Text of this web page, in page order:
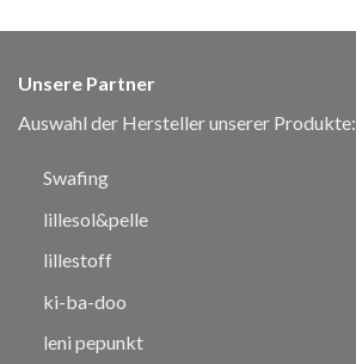
Unsere Partner
Auswahl der Hersteller unserer Produkte:
Swafing
lillesol&pelle
lillestoff
ki-ba-doo
leni pepunkt